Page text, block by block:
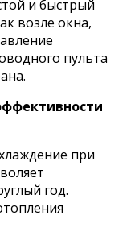
и быстрый
возле окна,
пульта
при
год.